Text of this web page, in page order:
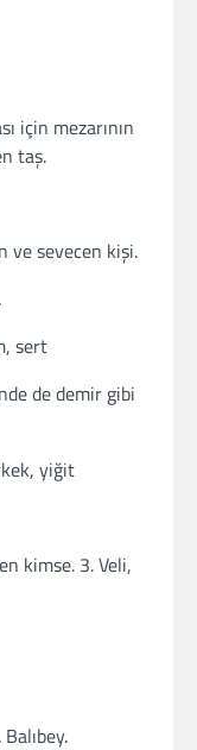
için mezarının
taş.
ve sevecen kişi.
sert
de demir gibi
yiğit
kimse. 3. Veli,